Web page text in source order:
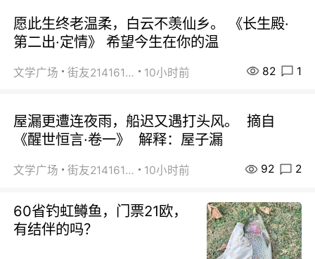
愿此生终老温柔，白云不羡仙乡。 《长生殿·
第二出·定情》 希望今生在你的温
文学广场 街友21416156 10小时前 82 1
屋漏更遭连夜雨，船迟又遇打头风。 摘自
《醒世恒言·卷一》 解释：屋子漏
文学广场 街友21416156 10小时前 92 2
60省钓虹鳟鱼，门票21欧，
有结伴的吗？